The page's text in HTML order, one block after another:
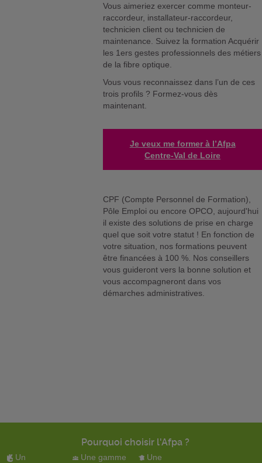
Vous aimeriez exercer comme monteur-
raccordeur, installateur-raccordeur,
technicien client ou technicien de
maintenance. Suivez la formation Acquérir
les 1ers gestes professionnels des métiers
de la fibre optique.
Vous vous reconnaissez dans l’un de ces
trois profils ? Formez-vous dès
maintenant.
Je veux me former à l’Afpa
Centre-Val de Loire
CPF (Compte Personnel de Formation),
Pôle Emploi ou encore OPCO, aujourd'hui
il existe des solutions de prise en charge
quel que soit votre statut ! En fonction de
votre situation, nos formations peuvent
être financées à 100 %. Nos conseillers
vous guideront vers la bonne solution et
vous accompagneront dans vos
démarches administratives.
Pourquoi choisir l'Afpa ?
Un
Une gamme
Une